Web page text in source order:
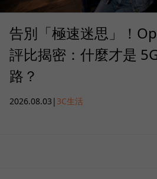
告別「極速迷思」！
評比揭密：什麼才是
路？
2026.08.03 | 3C生活